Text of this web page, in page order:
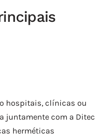
hospitais, clínicas ou
juntamente com a Ditec
herméticas